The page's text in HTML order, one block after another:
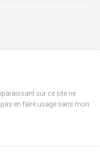
sur ce site ne
en faire usage sans mon